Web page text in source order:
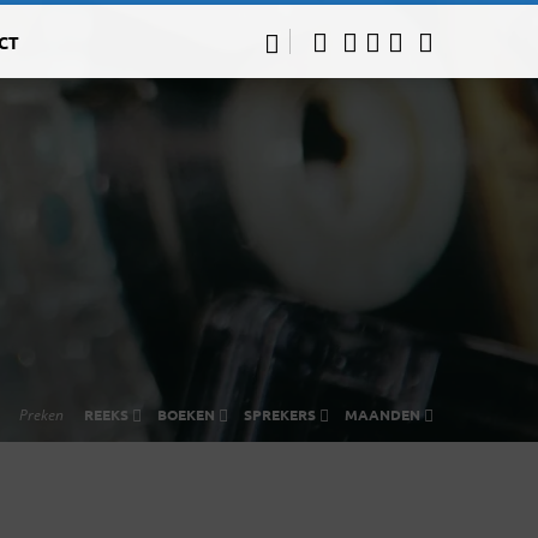
Preken REEKS BOEKEN SPREKERS MAANDEN